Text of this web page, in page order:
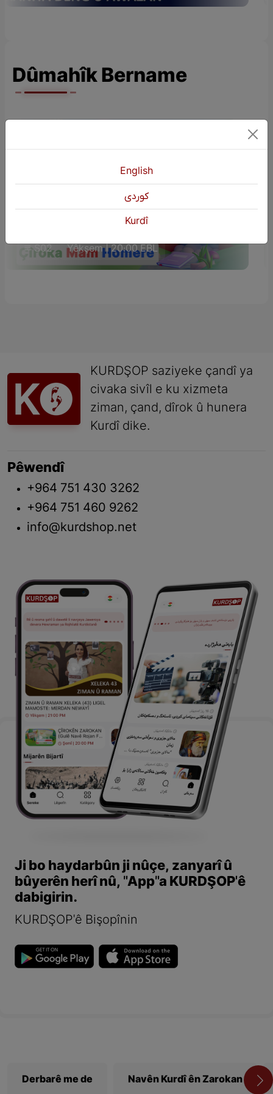
Dûmahîk Bername
ÇÎROKÊN ZAROKAN (Çîroka Mam
S02 Yêkşem | 20:00 EBL
KURDŞOP saziyeke çandî ya
civaka sivîl e ku xizmeta
ziman, çand, dîrok û hunera
Kurdî dike.
Pêwendî
+964 751 430 3262
+964 751 460 9262
info@kurdshop.net
Ji bo haydarbûn ji nûçe, zanyarî û
bûyerên herî nû, "App"a KURDŞOP'ê
dabigirin.
KURDŞOP'ê Bişopînin
Derbarê me de Navên Kurdî ên Zarokan
English
كوردی
Kurdî